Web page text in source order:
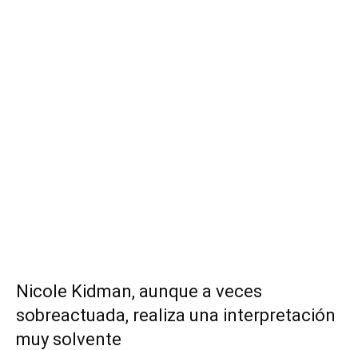
Nicole Kidman, aunque a veces
sobreactuada, realiza una interpretación
muy solvente